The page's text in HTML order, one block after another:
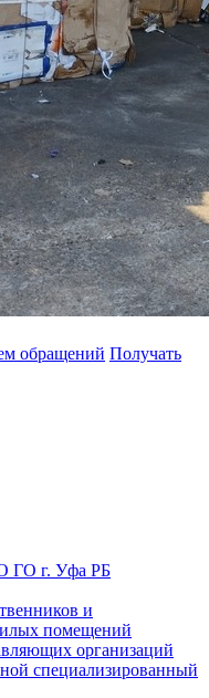
обращений Получать
ГО г. Уфа РБ
и
помещений
организаций
специализированный